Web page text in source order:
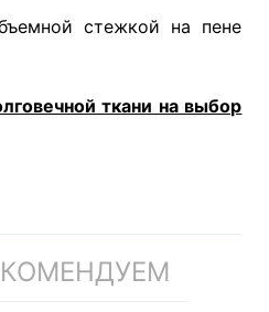
стежкой на пене
ткани на выбор